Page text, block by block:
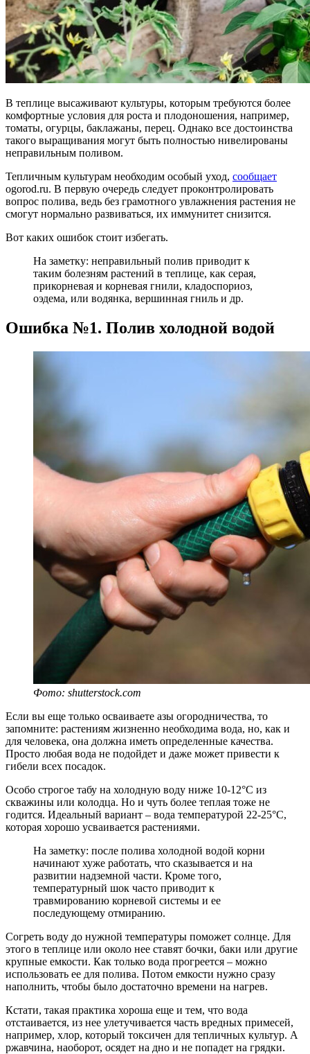
В теплице высаживают культуры, которым требуются более
комфортные условия для роста и плодоношения, например,
томаты, огурцы, баклажаны, перец. Однако все достоинства
такого выращивания могут быть полностью нивелированы
неправильным поливом.
Тепличным культурам необходим особый уход, сообщает
ogorod.ru. В первую очередь следует проконтролировать
вопрос полива, ведь без грамотного увлажнения растения не
смогут нормально развиваться, их иммунитет снизится.
Вот каких ошибок стоит избегать.
На заметку: неправильный полив приводит к
таким болезням растений в теплице, как серая,
прикорневая и корневая гнили, кладоспориоз,
оэдема, или водянка, вершинная гниль и др.
Ошибка №1. Полив холодной водой
Фото: shutterstock.com
Если вы еще только осваиваете азы огородничества, то
запомните: растениям жизненно необходима вода, но, как и
для человека, она должна иметь определенные качества.
Просто любая вода не подойдет и даже может привести к
гибели всех посадок.
Особо строгое табу на холодную воду ниже 10-12°C из
скважины или колодца. Но и чуть более теплая тоже не
годится. Идеальный вариант – вода температурой 22-25°C,
которая хорошо усваивается растениями.
На заметку: после полива холодной водой корни
начинают хуже работать, что сказывается и на
развитии надземной части. Кроме того,
температурный шок часто приводит к
травмированию корневой системы и ее
последующему отмиранию.
Согреть воду до нужной температуры поможет солнце. Для
этого в теплице или около нее ставят бочки, баки или другие
крупные емкости. Как только вода прогреется – можно
использовать ее для полива. Потом емкости нужно сразу
наполнить, чтобы было достаточно времени на нагрев.
Кстати, такая практика хороша еще и тем, что вода
отстаивается, из нее улетучивается часть вредных примесей,
например, хлор, который токсичен для тепличных культур. А
ржавчина, наоборот, осядет на дно и не попадет на грядки.